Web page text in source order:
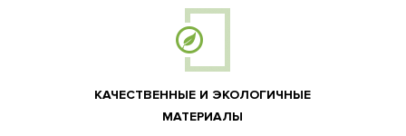
КАЧЕСТВЕННЫЕ И ЭКОЛОГИЧНЫЕ
МАТЕРИАЛЫ